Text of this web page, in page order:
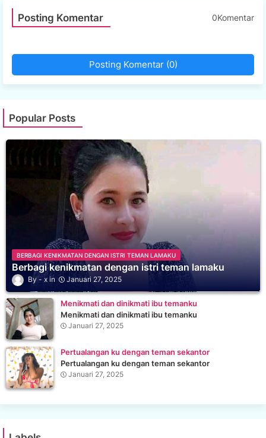
Posting Komentar 0Komentar
Posting Komentar (0)
Popular Posts
BERBAGI KENIKMATAN DENGAN ISTRI TEMAN LAMAKU
Berbagi kenikmatan dengan istri teman lamaku
x Januari 27, 2025
Menikmati dan dinikmati ibu temanku
Menikmati dan dinikmati ibu temanku
Januari 27, 2025
Pertualangan ku dengan teman sekantor
Pertualangan ku dengan teman sekantor
Januari 27, 2025